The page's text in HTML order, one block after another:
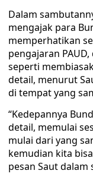
Dalam
mengajak para
memperhatikan
pengajaran
seperti
detail, menurut
di tempat yang
“Kedepannya
detail, memulai
mulai dari yang
kemudian kita
pesan Saut dalam